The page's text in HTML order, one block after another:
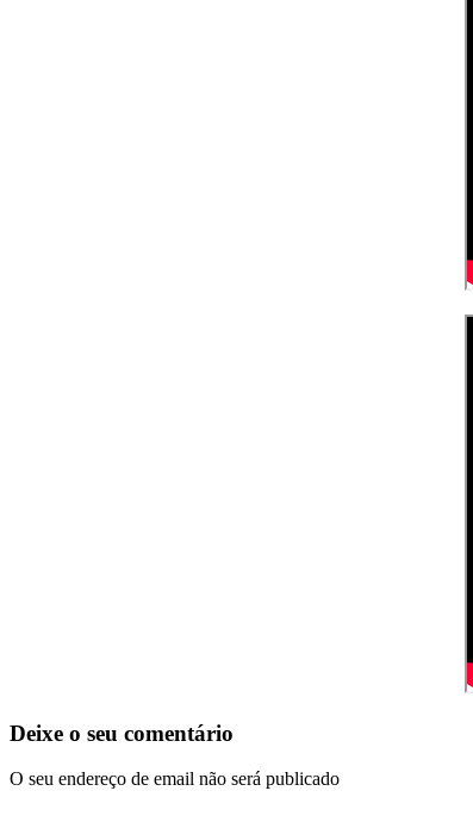
Deixe o seu comentário
O seu endereço de email não será publicado